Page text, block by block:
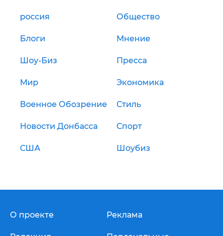
россия Общество
Блоги Мнение
Шоу-Биз Пресса
Мир Экономика
Военное Обозрение Стиль
Новости Донбасса Спорт
США Шоубиз
О проекте Реклама